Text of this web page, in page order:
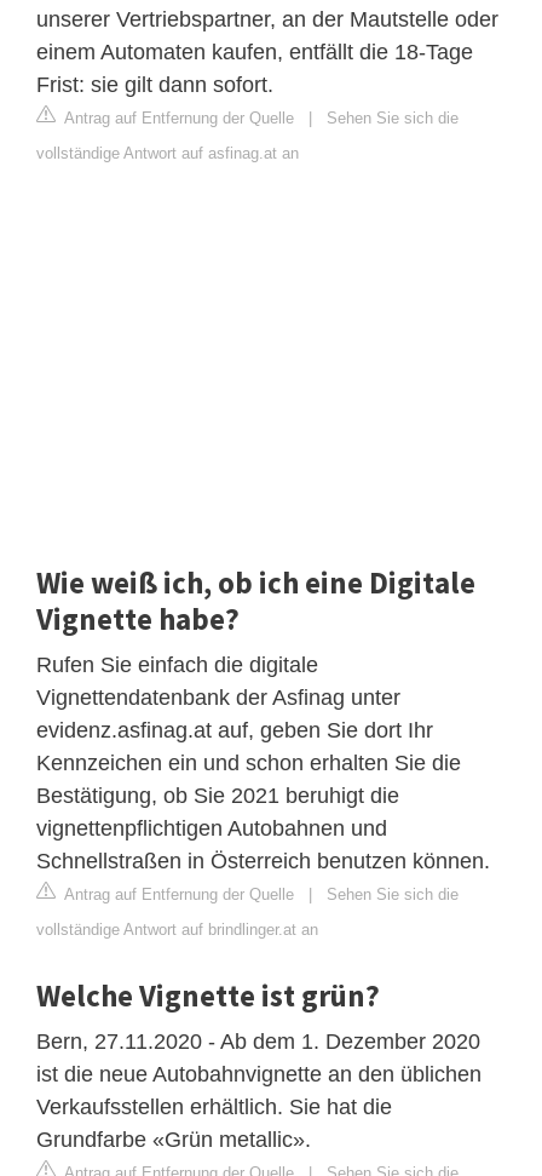
unserer Vertriebspartner, an der Mautstelle oder
einem Automaten kaufen, entfällt die 18-Tage
Frist: sie gilt dann sofort.
Antrag auf Entfernung der Quelle | Sehen Sie sich die
vollständige Antwort auf asfinag.at an
Wie weiß ich, ob ich eine Digitale
Vignette habe?
Rufen Sie einfach die digitale
Vignettendatenbank der Asfinag unter
evidenz.asfinag.at auf, geben Sie dort Ihr
Kennzeichen ein und schon erhalten Sie die
Bestätigung, ob Sie 2021 beruhigt die
vignettenpflichtigen Autobahnen und
Schnellstraßen in Österreich benutzen können.
Antrag auf Entfernung der Quelle | Sehen Sie sich die
vollständige Antwort auf brindlinger.at an
Welche Vignette ist grün?
Bern, 27.11.2020 - Ab dem 1. Dezember 2020
ist die neue Autobahnvignette an den üblichen
Verkaufsstellen erhältlich. Sie hat die
Grundfarbe «Grün metallic».